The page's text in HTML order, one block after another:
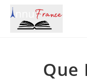
Skip
content
Que